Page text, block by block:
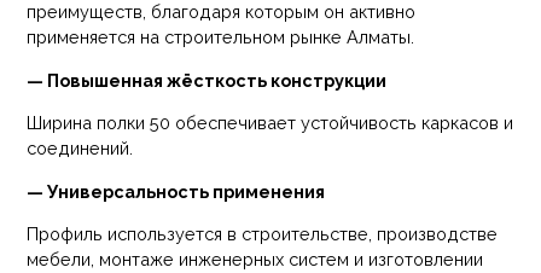
преимуществ, благодаря которым он активно
применяется на строительном рынке Алматы.
— Повышенная жёсткость конструкции
Ширина полки 50 обеспечивает устойчивость каркасов и
соединений.
— Универсальность применения
Профиль используется в строительстве, производстве
мебели, монтаже инженерных систем и изготовлении